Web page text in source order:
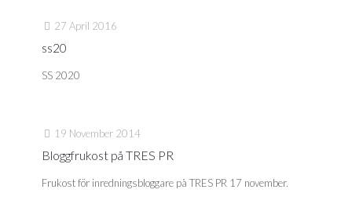
27 April 2016
ss20
SS 2020
19 November 2014
Bloggfrukost på TRES PR
Frukost för inredningsbloggare på TRES PR 17 november.